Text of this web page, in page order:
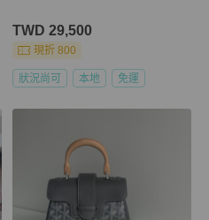
TWD 29,500
現折 800
狀況尚可 本地 免運